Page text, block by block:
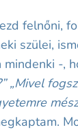
felnőni,
szülei,
mindenki -,
„Mivel